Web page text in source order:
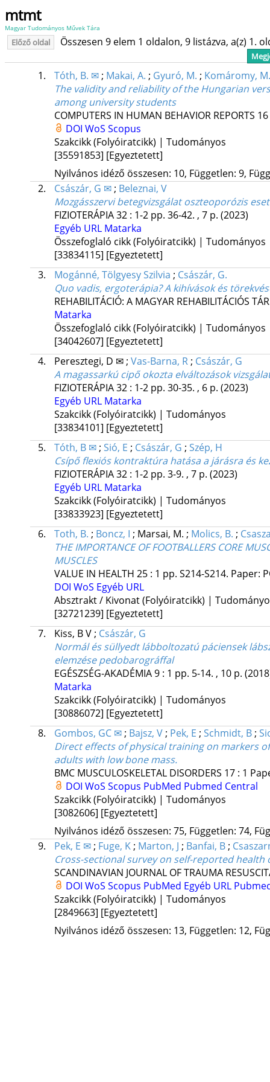
mtmt
Magyar Tudományos Művek Tára
Előző oldal Összesen 9 elem 1 oldalon, 9 listázva, a(z) 1.
1. Tóth, B. ✉; Makai, A. ; Gyuró, M. ; Komáromy, M.
The validity and reliability of the Hungarian
among university students
COMPUTERS IN HUMAN BEHAVIOR REPORTS 16
DOI WoS Scopus
Szakcikk (Folyóiratcikk) | Tudományos
[35591853] [Egyeztetett]
Nyilvános idéző összesen: 10, Független: 9,
2.
Császár, G ✉; Beleznai, V
Mozgásszervi betegvizsgálat oszteoporózis
FIZIOTERÁPIA32: 1-2 pp. 36-42. , 7 p. (2023)
Egyéb URL Matarka
Összefoglaló cikk (Folyóiratcikk) | Tudományos
[33834115] [Egyeztetett]
3.
Mogánné, Tölgyesy Szilvia ; Császár, G.
Quo vadis, ergoterápia? A kihívások és
REHABILITÁCIÓ: A MAGYAR REHABILITÁCIÓS
Matarka
Összefoglaló cikk (Folyóiratcikk) | Tudományos
[34042607] [Egyeztetett]
4.
Peresztegi, D ✉; Vas-Barna, R; Császár, G
A magassarkú cipő okozta elváltozások
FIZIOTERÁPIA32: 1-2 pp. 30-35. , 6 p. (2023)
Egyéb URL Matarka
Szakcikk (Folyóiratcikk) | Tudományos
[33834101] [Egyeztetett]
5.
Tóth, B ✉; Sió, E ; Császár, G ; Szép, H
Csípő flexiós kontraktúra hatása a járásra és
FIZIOTERÁPIA32: 1-2 pp. 3-9. , 7 p. (2023)
Egyéb URL Matarka
Szakcikk (Folyóiratcikk) | Tudományos
[33833923] [Egyeztetett]
6.
Toth, B. ; Boncz, I ; Marsai, M. ; Molics, B. ;
THE IMPORTANCE OF FOOTBALLERS CORE
MUSCLES
VALUE IN HEALTH 25: 1 pp. S214-S214. Paper:
DOI WoS Egyéb URL
Absztrakt / Kivonat (Folyóiratcikk) |
[32721239] [Egyeztetett]
7.
Kiss, B V; Császár, G
Normál és süllyedt lábboltozatú páciensek
elemzése pedobarográffal
EGÉSZSÉG-AKADÉMIA9: 1 pp. 5-14. , 10 p.
Matarka
Szakcikk (Folyóiratcikk) | Tudományos
[30886072] [Egyeztetett]
8.
Gombos, GC ✉; Bajsz, V; Pek, E ; Schmidt, B;
Direct effects of physical training on markers
adults with low bone mass.
BMC MUSCULOSKELETAL DISORDERS 17: 1
DOI WoS Scopus PubMed Pubmed Central
Szakcikk (Folyóiratcikk) | Tudományos
[3082606] [Egyeztetett]
Nyilvános idéző összesen: 75, Független: 74,
9.
Pek, E ✉; Fuge, K; Marton, J ; Banfai, B;
Cross-sectional survey on self-reported
SCANDINAVIAN JOURNAL OF TRAUMA
DOI WoS Scopus PubMed Egyéb URL
Szakcikk (Folyóiratcikk) | Tudományos
[2849663] [Egyeztetett]
Nyilvános idéző összesen: 13, Független: 12,